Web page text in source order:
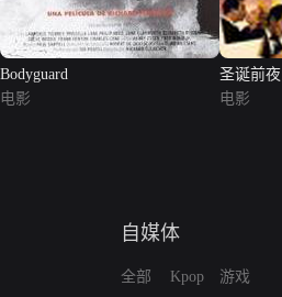
Bodyguard
电影
圣诞前夜
电影
自媒体
全部
Kpop
游戏